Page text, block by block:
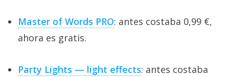
Master of Words PRO: antes costaba 0,99 €,
ahora es gratis.
Party Lights — light effects: antes costaba